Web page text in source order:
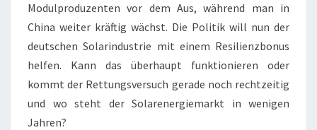
Modulproduzenten vor dem Aus, während man in
China weiter kräftig wächst. Die Politik will nun der
deutschen Solarindustrie mit einem Resilienzbonus
helfen. Kann das überhaupt funktionieren oder
kommt der Rettungsversuch gerade noch rechtzeitig
und wo steht der Solarenergiemarkt in wenigen
Jahren?